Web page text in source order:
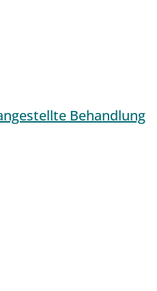
Behandlung